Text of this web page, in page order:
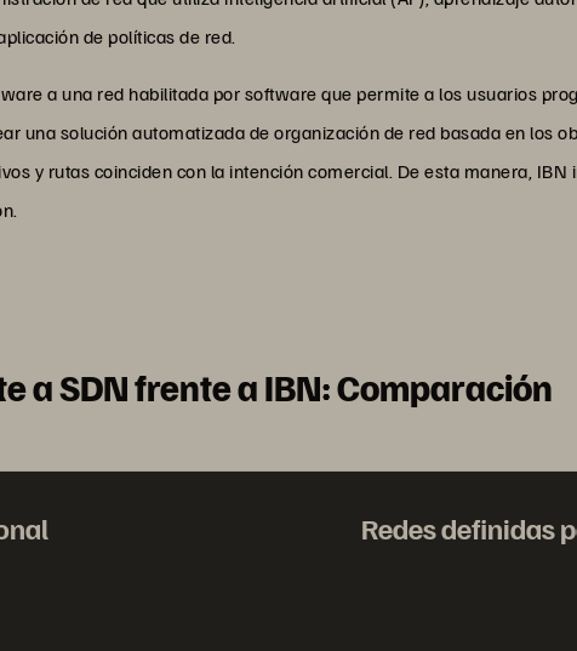
de políticas de red.
a una red habilitada por software que permite a los usuarios
una solución automatizada de organización de red basada en los
y rutas coinciden con la intención comercial. De esta manera, IBN
a SDN frente a IBN: Comparación
Redes definidas